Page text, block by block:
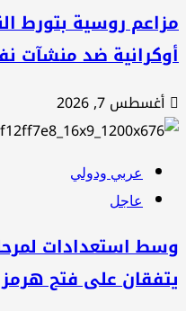
روسية بتورط
ضد منشآت
أغسطس 7, 2026
عربي ودولي
عاجل
استعدادات
على فتح هرمز